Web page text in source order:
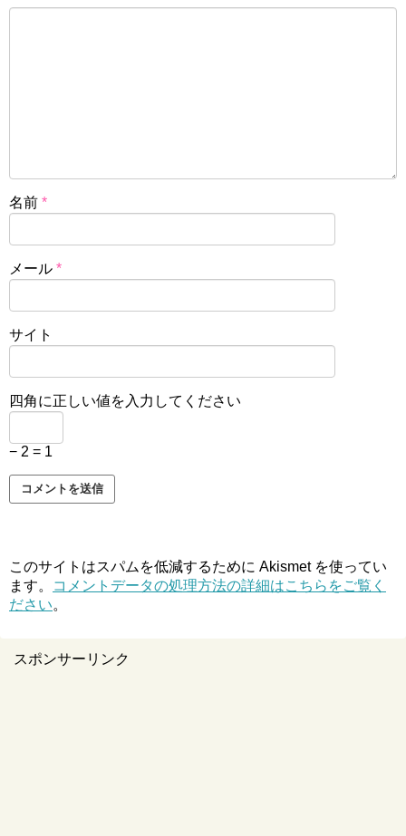
名前 *
メール *
サイト
四角に正しい値を入力してください
− 2 = 1
このサイトはスパムを低減するために Akismet を使ってい
ます。
コメントデータの処理方法の詳細はこちらをご覧く
ださい。
スポンサーリンク